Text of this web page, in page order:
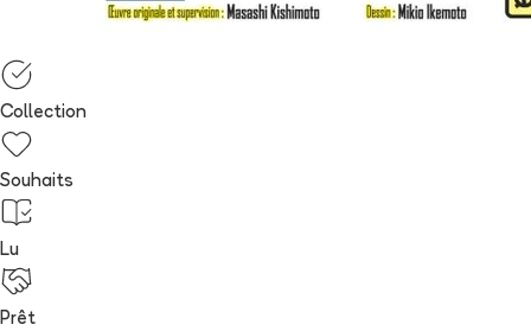
Collection
Souhaits
Lu
Prêt